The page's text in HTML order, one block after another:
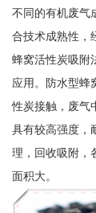
不同的有机废气
合技术成熟性，
蜂窝活性炭吸附
应用。防水型蜂
性炭接触，废气
具有较高强度，
理，回收吸附，
面积大。